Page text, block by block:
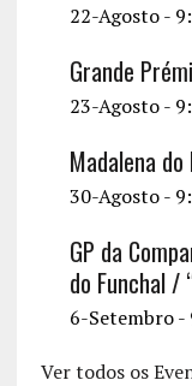
22-Agosto -
Grande
23-Agosto -
Madalena
30-Agosto -
GP da
do Funchal /
6-Setembro -
Ver todos os